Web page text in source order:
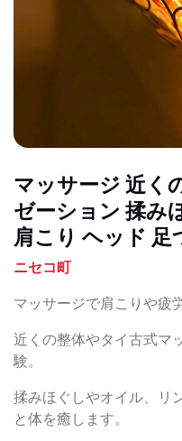
マッサージ 近く
ゼーション 揉み
肩こり ヘッド 足
ニセコ町
マッサージで肩こりや疲
近くの整体やタイ古式マ
験。
揉みほぐしやオイル、リ
と体を癒します。